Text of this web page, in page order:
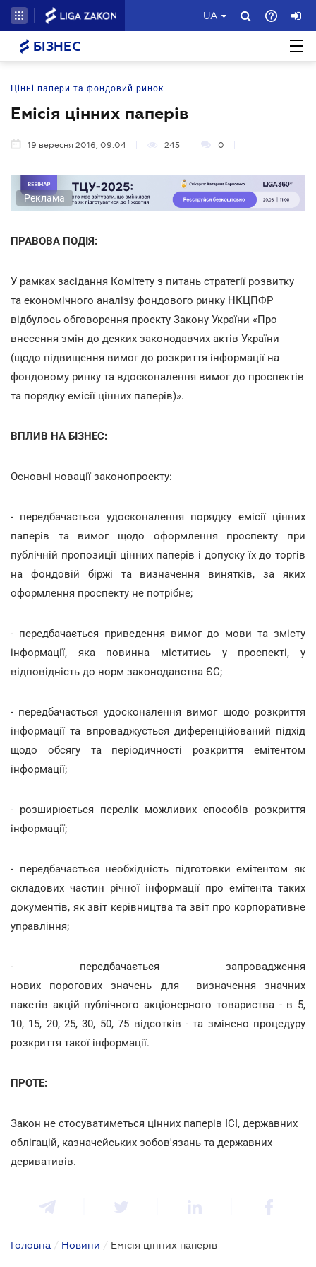
UA
БІЗНЕС
Цінні папери та фондовий ринок
Емісія цінних паперів
19 вересня 2016, 09:04 245 0
Реклама
ПРАВОВА ПОДІЯ:
У рамках засідання Комітету з питань стратегії розвитку
та економічного аналізу фондового ринку НКЦПФР
відбулось обговорення проекту Закону України «Про
внесення змін до деяких законодавчих актів України
(щодо підвищення вимог до розкриття інформації на
фондовому ринку та вдосконалення вимог до проспектів
та порядку емісії цінних паперів)».
ВПЛИВ НА БІЗНЕС:
Основні новації законопроекту:
- передбачається удосконалення порядку емісії цінних
паперів та вимог щодо оформлення проспекту при
публічній пропозиції цінних паперів і допуску їх до торгів
на фондовій біржі та визначення винятків, за яких
оформлення проспекту не потрібне;
- передбачається приведення вимог до мови та змісту
інформації, яка повинна міститись у проспекті, у
відповідність до норм законодавства ЄС;
- передбачається удосконалення вимог щодо розкриття
інформації та впроваджується диференційований підхід
щодо обсягу та періодичності розкриття емітентом
інформації;
- розширюється перелік можливих способів розкриття
інформації;
- передбачається необхідність підготовки емітентом як
складових частин річної інформації про емітента таких
документів, як звіт керівництва та звіт про корпоративне
управління;
- передбачається запровадження
нових порогових значень для визначення значних
пакетів акцій публічного акціонерного товариства - в 5,
10, 15, 20, 25, 30, 50, 75 відсотків - та змінено процедуру
розкриття такої інформації.
ПРОТЕ:
Закон не стосуватиметься цінних паперів ІСІ, державних
облігацій, казначейських зобов'язань та державних
деривативів.
Головна / Новини / Емісія цінних паперів